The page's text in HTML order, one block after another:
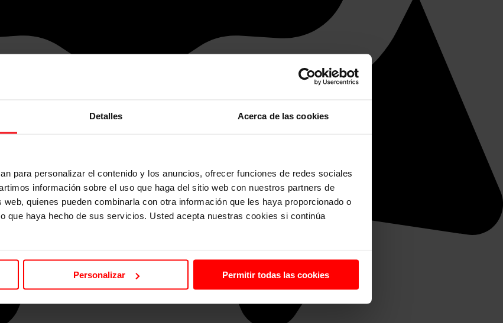
Detalles Acerca de las cookies
para personalizar el contenido y los anuncios, ofrecer funciones de redes sociales
información sobre el uso que haga del sitio web con nuestros partners de
quienes pueden combinarla con otra información que les haya proporcionado o
que haya hecho de sus servicios. Usted acepta nuestras cookies si continúa
Personalizar Permitir todas las cookies